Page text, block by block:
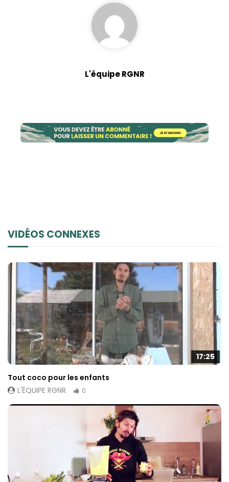
L'équipe RGNR
VIDÉOS CONNEXES
17:25
Tout coco pour les enfants
L'ÉQUIPE RGNR
0